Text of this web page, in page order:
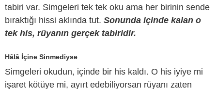
tabiri var. Simgeleri tek tek oku ama her birinin sende
bıraktığı hissi aklında tut. Sonunda içinde kalan o
tek his, rüyanın gerçek tabiridir.
Hâlâ İçine Sinmediyse
Simgeleri okudun, içinde bir his kaldı. O his iyiye mi
işaret kötüye mi, ayırt edebiliyorsan rüyanı zaten